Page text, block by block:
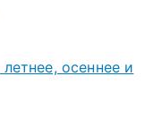
осеннее и